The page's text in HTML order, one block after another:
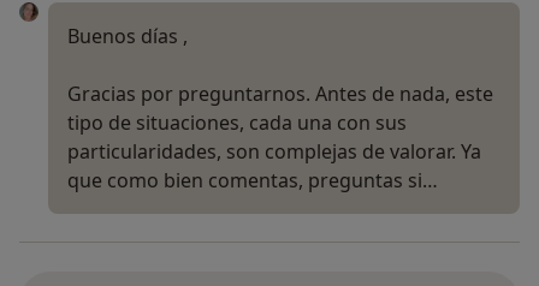
Buenos días ,
Gracias por preguntarnos. Antes de nada, este
tipo de situaciones, cada una con sus
particularidades, son complejas de valorar. Ya
que como bien comentas, preguntas si…